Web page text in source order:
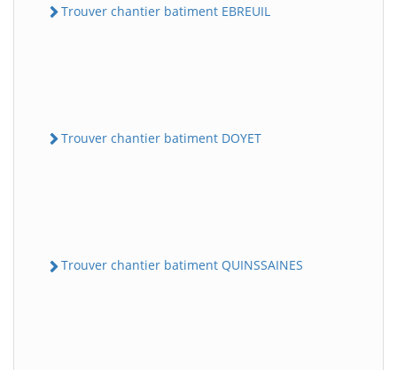
Trouver chantier batiment EBREUIL
Trouver chantier batiment DOYET
Trouver chantier batiment QUINSSAINES